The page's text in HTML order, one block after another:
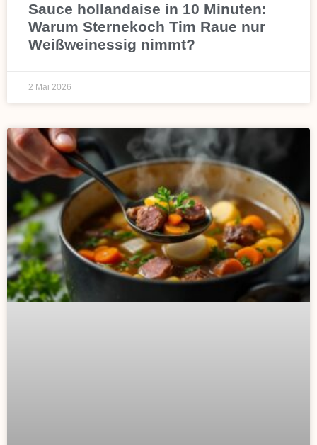
Sauce hollandaise in 10 Minuten:
Warum Sternekoch Tim Raue nur
Weißweinessig nimmt?
2 Mai 2026